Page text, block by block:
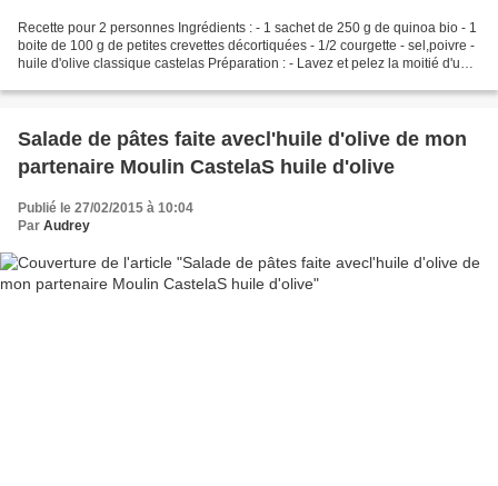
Recette pour 2 personnes Ingrédients : - 1 sachet de 250 g de quinoa bio - 1
boite de 100 g de petites crevettes décortiquées - 1/2 courgette - sel,poivre -
huile d'olive classique castelas Préparation : - Lavez et pelez la moitié d'une
Salade de pâtes faite avecl'huile d'olive de mon
partenaire Moulin CastelaS huile d'olive
Publié le 27/02/2015 à 10:04
Par Audrey